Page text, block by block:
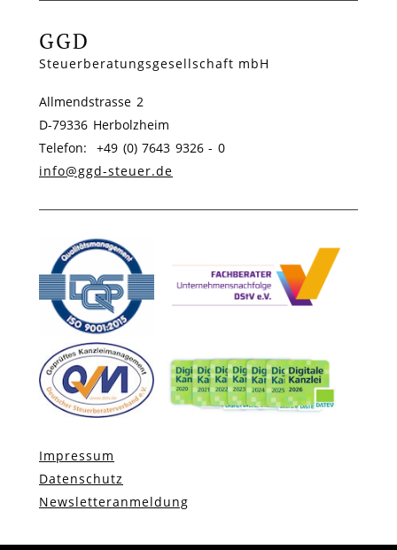
GGD
Steuerberatungsgesellschaft mbH
Allmendstrasse 2
D-79336 Herbolzheim
Telefon: +49 (0) 7643 9326 - 0
info@ggd-steuer.de
Impressum
Datenschutz
Newsletteranmeldung